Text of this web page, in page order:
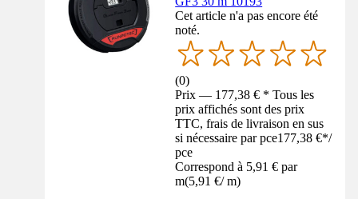
Cet article n'a pas encore été
noté.
(0)
Prix — 177,38 € * Tous les
prix affichés sont des prix
TTC, frais de livraison en sus
si nécessaire par pce177,38 €*/
pce
Correspond à 5,91 € par
m(5,91 €/ m)